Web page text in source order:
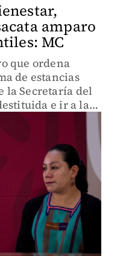
amparo
MC
que ordena
de estancias
Secretaría del
e ir a la
Sanuel García